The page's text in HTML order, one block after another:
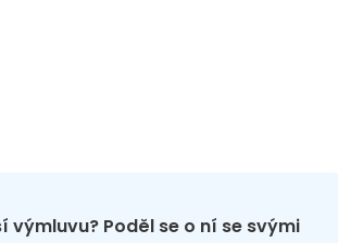
výmluvu? Poděl se o ní se svými